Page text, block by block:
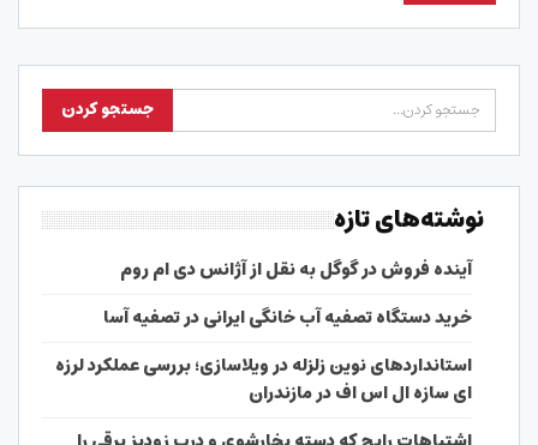
نوشته‌های تازه
آینده فروش در گوگل به نقل از آژانس دی ام روم
خرید دستگاه تصفیه آب خانگی ایرانی در تصفیه آسا
استانداردهای نوین زلزله در ویلاسازی؛ بررسی عملکرد لرزه
ای سازه ال اس اف در مازندران